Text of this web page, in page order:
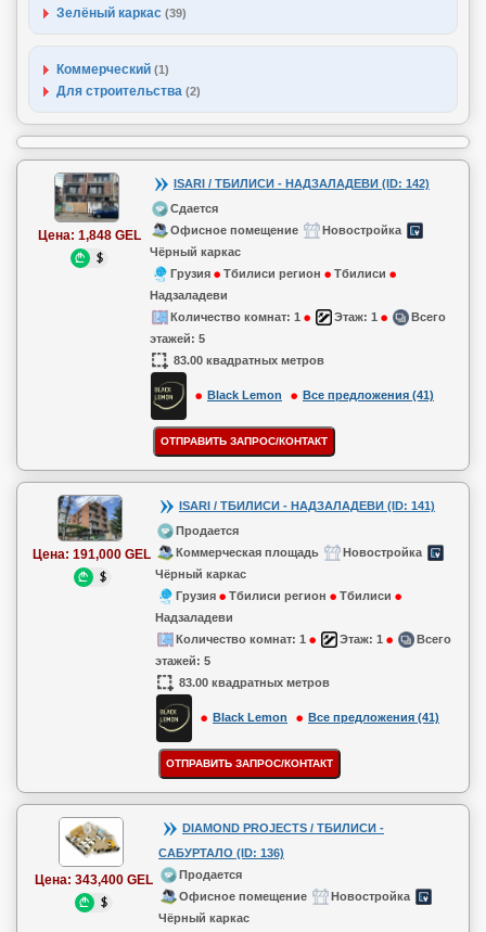
Зелёный каркас (39)
Коммерческий (1)
Для строительства (2)
Цена: 1,848 GEL
ISARI / ТБИЛИСИ - НАДЗАЛАДЕВИ (ID: 142)
Сдается
Офисное помещение
Новостройка
Чёрный каркас
Грузия
Тбилиси регион
Тбилиси
Надзаладеви
Количество комнат: 1 Этаж: 1
Всего
этажей: 5
83.00 квадратных метров
Black Lemon Все предложения (41)
Цена: 191,000 GEL
ISARI / ТБИЛИСИ - НАДЗАЛАДЕВИ (ID: 141)
Продается
Коммерческая площадь
Новостройка
Чёрный каркас
Грузия
Тбилиси регион
Тбилиси
Надзаладеви
Количество комнат: 1 Этаж: 1
Всего
этажей: 5
83.00 квадратных метров
Black Lemon Все предложения (41)
Цена: 343,400 GEL
DIAMOND PROJECTS / ТБИЛИСИ -
САБУРТАЛО (ID: 136)
Продается
Офисное помещение
Новостройка
Чёрный каркас